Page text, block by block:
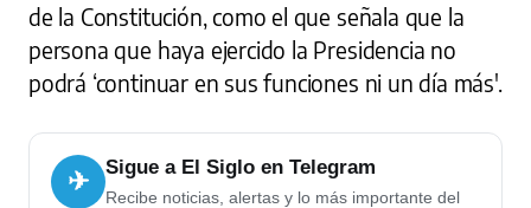
de la Constitución, como el que señala que la
persona que haya ejercido la Presidencia no
podrá ‘continuar en sus funciones ni un día más'.
✈ Sigue a El Siglo en Telegram
Recibe noticias, alertas y lo más importante del